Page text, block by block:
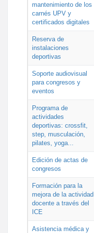
mantenimiento de los
carnés UPV y
certificados digitales
Reserva de
instalaciones
deportivas
Soporte audiovisual
para congresos y
eventos
Programa de
actividades
deportivas: crossfit,
step, musculación,
pilates, yoga...
Edición de actas de
congresos
Formación para la
mejora de la actividad
docente a través del
ICE
Asistencia médica y